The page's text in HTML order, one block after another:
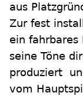
aus
Zur fest
ein fahrbares
seine Töne
produziert
vom